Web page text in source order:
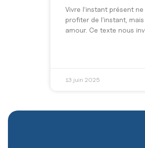
Vivre l’instant présent
profiter de l’instant,
amour. Ce texte nous
13 juin 2025